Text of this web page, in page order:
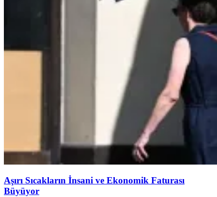
Aşırı Sıcakların İnsani ve Ekonomik Faturası
Büyüyor